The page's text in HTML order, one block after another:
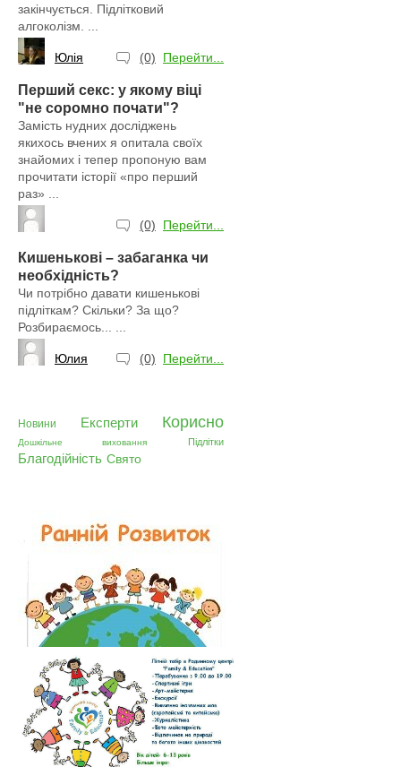
закінчується. Підлітковий
алгоколізм. ...
Юлія (0) Перейти...
Перший секс: у якому віці
"не соромно почати"?
Замість нудних досліджень
якихось вчених я опитала своїх
знайомих і тепер пропоную вам
прочитати історії «про перший
раз» ...
(0) Перейти...
Кишенькові – забаганка чи
необхідність?
Чи потрібно давати кишенькові
підліткам? Скільки? За що?
Розбираємось... ...
Юлия (0) Перейти...
Новини Експерти Корисно
Дошкільне виховання Підлітки
Благодійність Свято